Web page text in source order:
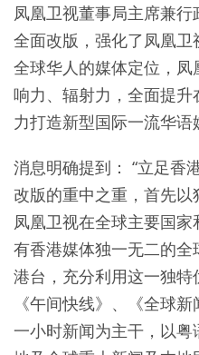
凤凰卫视董事局主席兼
全面改版，强化了凤凰
全球华人的媒体定位，
响力、辐射力，全面提
力打造新型国际一流华语
消息明确提到： “立足香
改版的重中之重，首先以
凤凰卫视在全球主要国
有香港媒体独一无二的
港台，充分利用这一独特
《午间快线》、《全球
一小时新闻为主干，以